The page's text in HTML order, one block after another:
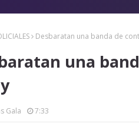
Desbaratan una banda de
una
Gala 7:33